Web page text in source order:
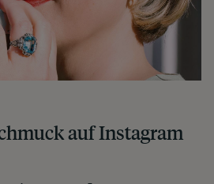
auf Instagram